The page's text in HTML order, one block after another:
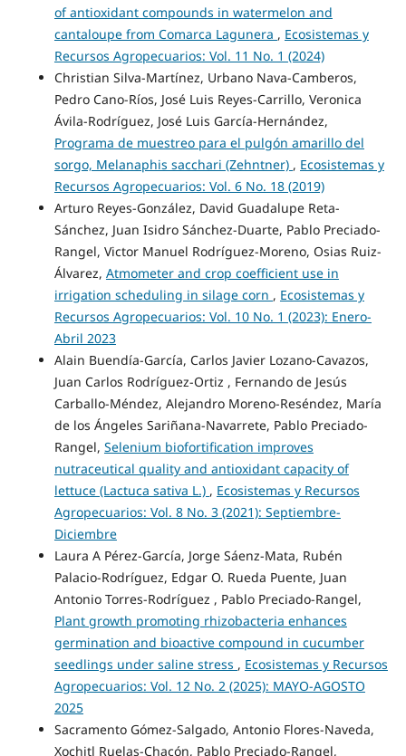
of antioxidant compounds in watermelon and
cantaloupe from Comarca Lagunera , Ecosistemas y
Recursos Agropecuarios: Vol. 11 No. 1 (2024)
Christian Silva-Martínez, Urbano Nava-Camberos,
Pedro Cano-Ríos, José Luis Reyes-Carrillo, Veronica
Ávila-Rodríguez, José Luis García-Hernández,
Programa de muestreo para el pulgón amarillo del
sorgo, Melanaphis sacchari (Zehntner) , Ecosistemas y
Recursos Agropecuarios: Vol. 6 No. 18 (2019)
Arturo Reyes-González, David Guadalupe Reta-
Sánchez, Juan Isidro Sánchez-Duarte, Pablo Preciado-
Rangel, Victor Manuel Rodríguez-Moreno, Osias Ruiz-
Álvarez, Atmometer and crop coefficient use in
irrigation scheduling in silage corn , Ecosistemas y
Recursos Agropecuarios: Vol. 10 No. 1 (2023): Enero-
Abril 2023
Alain Buendía-García, Carlos Javier Lozano-Cavazos,
Juan Carlos Rodríguez-Ortiz , Fernando de Jesús
Carballo-Méndez, Alejandro Moreno-Reséndez, María
de los Ángeles Sariñana-Navarrete, Pablo Preciado-
Rangel, Selenium biofortification improves
nutraceutical quality and antioxidant capacity of
lettuce (Lactuca sativa L.) , Ecosistemas y Recursos
Agropecuarios: Vol. 8 No. 3 (2021): Septiembre-
Diciembre
Laura A Pérez-García, Jorge Sáenz-Mata, Rubén
Palacio-Rodríguez, Edgar O. Rueda Puente, Juan
Antonio Torres-Rodríguez , Pablo Preciado-Rangel,
Plant growth promoting rhizobacteria enhances
germination and bioactive compound in cucumber
seedlings under saline stress , Ecosistemas y Recursos
Agropecuarios: Vol. 12 No. 2 (2025): MAYO-AGOSTO
2025
Sacramento Gómez-Salgado, Antonio Flores-Naveda,
Xochitl Ruelas-Chacón, Pablo Preciado-Rangel,